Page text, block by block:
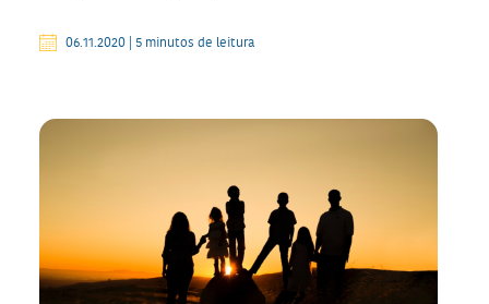
06.11.2020 | 5 minutos de leitura